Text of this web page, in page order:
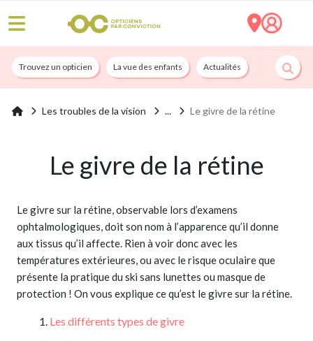
Trouvez un opticien La vue des enfants Actualités Nos services
Les troubles de la vision Le givre de la rétine
Le givre de la rétine
Le givre sur la rétine, observable lors d’examens
ophtalmologiques, doit son nom à l’apparence qu’il donne
aux tissus qu’il affecte. Rien à voir donc avec les
températures extérieures, ou avec le risque oculaire que
présente la pratique du ski sans lunettes ou masque de
protection ! On vous explique ce qu’est le givre sur la rétine.
Les différents types de givre